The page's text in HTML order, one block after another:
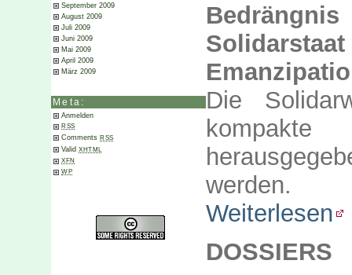
September 2009
August 2009
Juli 2009
Juni 2009
Mai 2009
April 2009
März 2009
Meta:
Anmelden
RSS
Comments RSS
Valid XHTML
XFN
WP
Die
kompakte
werden.
Weiterlesen
DOSSIERS